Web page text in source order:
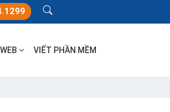
VIẾT PHẦN MỀM